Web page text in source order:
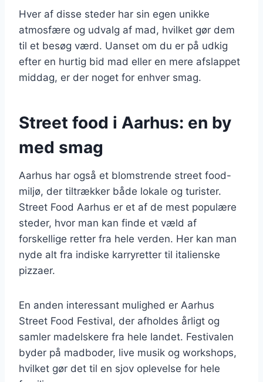
Hver af disse steder har sin egen unikke
atmosfære og udvalg af mad, hvilket gør dem
til et besøg værd. Uanset om du er på udkig
efter en hurtig bid mad eller en mere afslappet
middag, er der noget for enhver smag.
Street food i Aarhus: en by
med smag
Aarhus har også et blomstrende street food-
miljø, der tiltrækker både lokale og turister.
Street Food Aarhus er et af de mest populære
steder, hvor man kan finde et væld af
forskellige retter fra hele verden. Her kan man
nyde alt fra indiske karryretter til italienske
pizzaer.
En anden interessant mulighed er Aarhus
Street Food Festival, der afholdes årligt og
samler madelskere fra hele landet. Festivalen
byder på madboder, live musik og workshops,
hvilket gør det til en sjov oplevelse for hele